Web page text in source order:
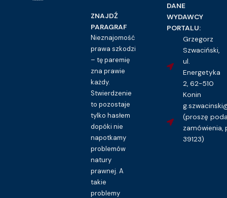
ZNAJDŹ
PARAGRAF
Nieznajomość
prawa szkodzi
– tę paremię
zna prawie
każdy.
Stwierdzenie
to pozostaje
tylko hasłem
dopóki nie
napotkamy
problemów
natury
prawnej. A
takie
problemy
DANE
WYDAWCY
PORTALU:
Grzegorz
Szwaciński,
ul.
Energetyka
2, 62-510
Konin
(proszę
zamówienia,
39123)